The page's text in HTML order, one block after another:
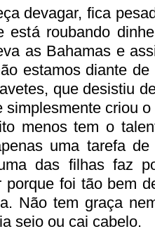
devagar, fica
está roubando
as Bahamas e
estamos diante
que desistiu
simplesmente criou
menos tem o
uma tarefa
das filhas faz
porque foi tão bem
Não tem graça
seio ou cai cabelo.